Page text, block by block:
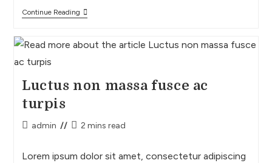
Continue Reading
Luctus non massa fusce ac
turpis
admin 2 mins read
Lorem ipsum dolor sit amet, consectetur adipiscing